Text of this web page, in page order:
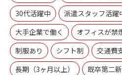
30代活躍中
派遣スタッフ活躍
大手企業で働く
オフィスが禁
制服あり
シフト制
交通費
長期（3ヶ月以上）
既卒第二